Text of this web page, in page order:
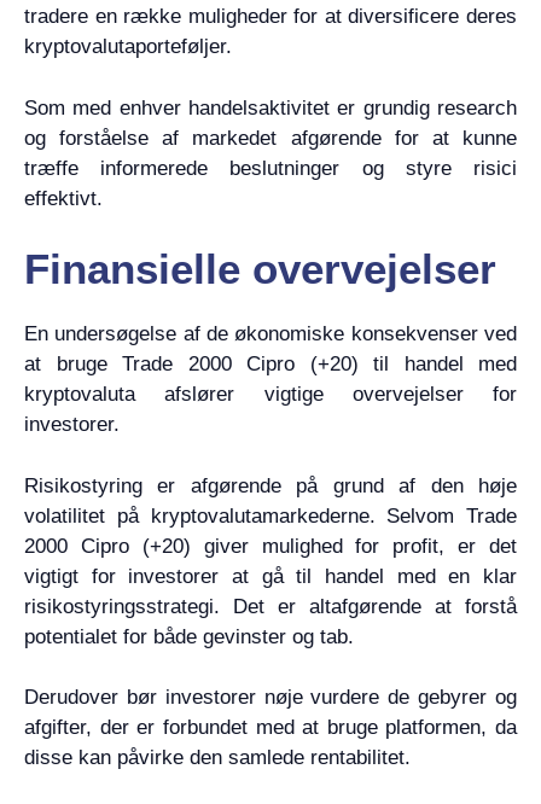
tradere en række muligheder for at diversificere deres
kryptovalutaporteføljer.
Som med enhver handelsaktivitet er grundig research
og forståelse af markedet afgørende for at kunne
træffe informerede beslutninger og styre risici
effektivt.
Finansielle overvejelser
En undersøgelse af de økonomiske konsekvenser ved
at bruge Trade 2000 Cipro (+20) til handel med
kryptovaluta afslører vigtige overvejelser for
investorer.
Risikostyring er afgørende på grund af den høje
volatilitet på kryptovalutamarkederne. Selvom Trade
2000 Cipro (+20) giver mulighed for profit, er det
vigtigt for investorer at gå til handel med en klar
risikostyringsstrategi. Det er altafgørende at forstå
potentialet for både gevinster og tab.
Derudover bør investorer nøje vurdere de gebyrer og
afgifter, der er forbundet med at bruge platformen, da
disse kan påvirke den samlede rentabilitet.